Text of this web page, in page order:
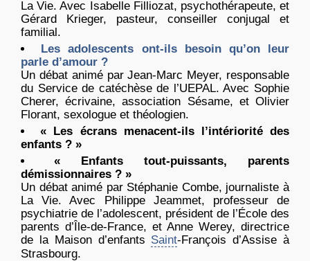
La Vie. Avec Isabelle Filliozat, psychothérapeute, et
Gérard Krieger, pasteur, conseiller conjugal et
familial.
Les adolescents ont-ils besoin qu’on leur
parle d’amour ?
Un débat animé par Jean-Marc Meyer, responsable
du Service de catéchèse de l’UEPAL. Avec Sophie
Cherer, écrivaine, association Sésame, et Olivier
Florant, sexologue et théologien.
« Les écrans menacent-ils l’intériorité des
enfants ? »
« Enfants tout-puissants, parents
démissionnaires ? »
Un débat animé par Stéphanie Combe, journaliste à
La Vie. Avec Philippe Jeammet, professeur de
psychiatrie de l’adolescent, président de l’École des
parents d’Île-de-France, et Anne Werey, directrice
de la Maison d’enfants Saint-François d’Assise à
Strasbourg.